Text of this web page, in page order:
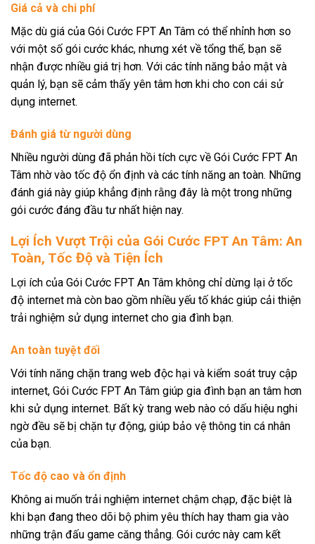
Giá cả và chi phí
Mặc dù giá của Gói Cước FPT An Tâm có thể nhỉnh hơn so
với một số gói cước khác, nhưng xét về tổng thể, bạn sẽ
nhận được nhiều giá trị hơn. Với các tính năng bảo mật và
quản lý, bạn sẽ cảm thấy yên tâm hơn khi cho con cái sử
dụng internet.
Đánh giá từ người dùng
Nhiều người dùng đã phản hồi tích cực về Gói Cước FPT An
Tâm nhờ vào tốc độ ổn định và các tính năng an toàn. Những
đánh giá này giúp khẳng định rằng đây là một trong những
gói cước đáng đầu tư nhất hiện nay.
Lợi Ích Vượt Trội của Gói Cước FPT An Tâm: An
Toàn, Tốc Độ và Tiện Ích
Lợi ích của Gói Cước FPT An Tâm không chỉ dừng lại ở tốc
độ internet mà còn bao gồm nhiều yếu tố khác giúp cải thiện
trải nghiệm sử dụng internet cho gia đình bạn.
An toàn tuyệt đối
Với tính năng chặn trang web độc hại và kiểm soát truy cập
internet, Gói Cước FPT An Tâm giúp gia đình bạn an tâm hơn
khi sử dụng internet. Bất kỳ trang web nào có dấu hiệu nghi
ngờ đều sẽ bị chặn tự động, giúp bảo vệ thông tin cá nhân
của bạn.
Tốc độ cao và ổn định
Không ai muốn trải nghiệm internet chậm chạp, đặc biệt là
khi bạn đang theo dõi bộ phim yêu thích hay tham gia vào
những trận đấu game căng thẳng. Gói cước này cam kết